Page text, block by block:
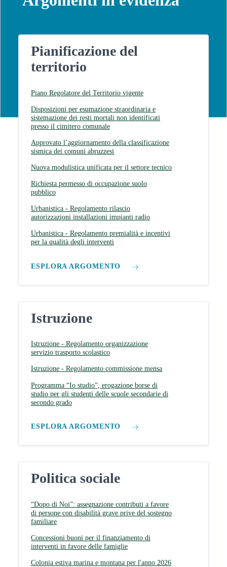
Pianificazione del
territorio
Piano Regolatore del Territorio vigente
Disposizioni per esumazione straordinaria e
sistemazione dei resti mortali non identificati
presso il cimitero comunale
Approvato l’aggiornamento della classificazione
sismica dei comuni abruzzesi
Nuova modulistica unificata per il settore tecnico
Richiesta permesso di occupazione suolo
pubblico
Urbanistica - Regolamento rilascio
autorizzazioni installazioni impianti radio
Urbanistica - Regolamento premialità e incentivi
per la qualità degli interventi
ESPLORA ARGOMENTO
Istruzione
Istruzione - Regolamento organizzazione
servizio trasporto scolastico
Istruzione - Regolamento commissione mensa
Programma “Io studio”, erogazione borse di
studio per gli studenti delle scuole secondarie di
secondo grado
ESPLORA ARGOMENTO
Politica sociale
“Dopo di Noi”: assegnazione contributi a favore
di persone con disabilità grave prive del sostegno
familiare
Concessioni buoni per il finanziamento di
interventi in favore delle famiglie
Colonia estiva marina e montana per l'anno 2026